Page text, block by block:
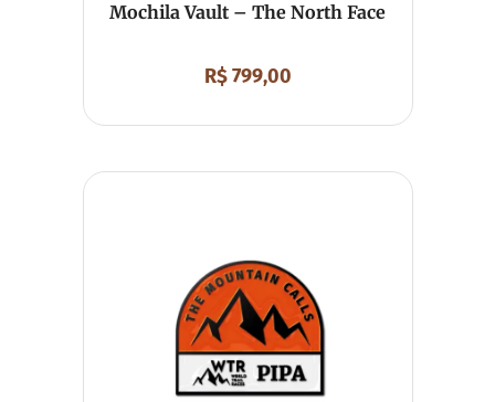
Mochila Vault – The North Face
R$799,00